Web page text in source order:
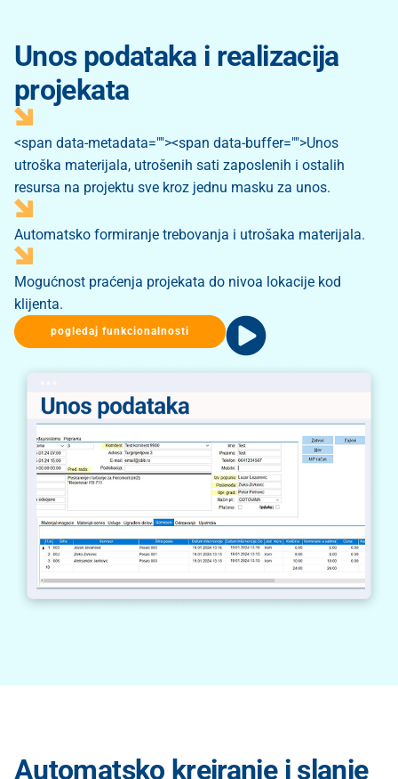
Unos podataka i realizacija
projekata
<span data-metadata=""><span data-buffer="">Unos
utroška materijala, utrošenih sati zaposlenih i ostalih
resursa na projektu sve kroz jednu masku za unos.
Automatsko formiranje trebovanja i utrošaka materijala.
Mogućnost praćenja projekata do nivoa lokacije kod
klijenta.
pogledaj funkcionalnosti
Automatsko kreiranje i slanje